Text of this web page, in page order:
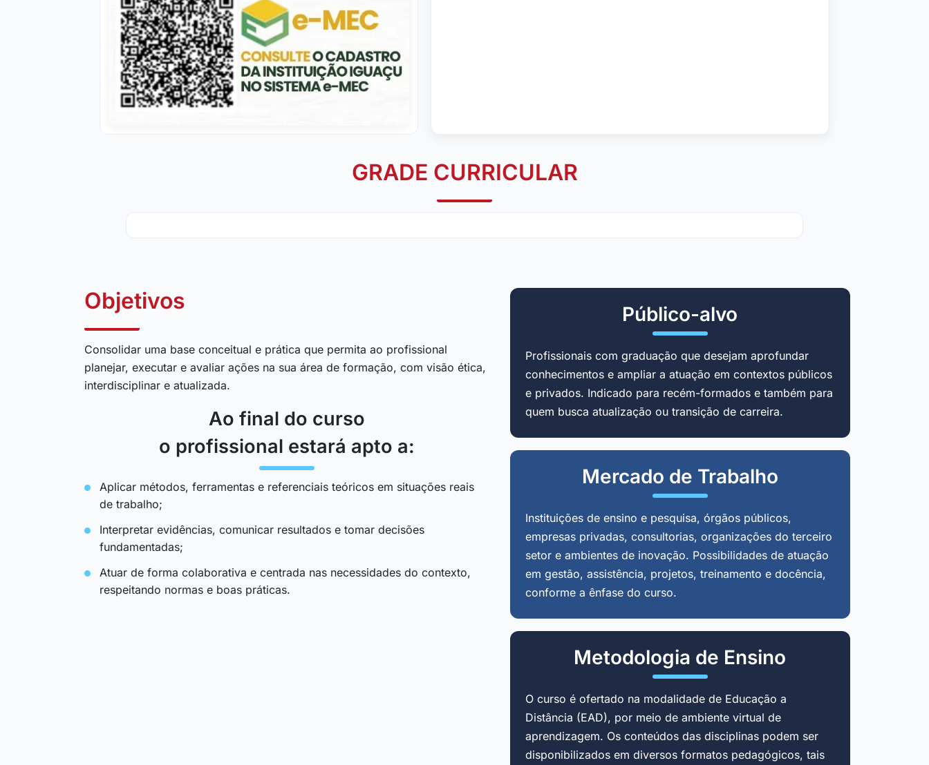
GRADE CURRICULAR
Objetivos
Consolidar uma base conceitual e prática que permita ao profissional
planejar, executar e avaliar ações na sua área de formação, com visão ética,
interdisciplinar e atualizada.
Ao final do curso
o profissional estará apto a:
Aplicar métodos, ferramentas e referenciais teóricos em situações reais
de trabalho;
Interpretar evidências, comunicar resultados e tomar decisões
fundamentadas;
Atuar de forma colaborativa e centrada nas necessidades do contexto,
respeitando normas e boas práticas.
Público-alvo
Profissionais com graduação que desejam aprofundar
conhecimentos e ampliar a atuação em contextos públicos
e privados. Indicado para recém-formados e também para
quem busca atualização ou transição de carreira.
Mercado de Trabalho
Instituições de ensino e pesquisa, órgãos públicos,
empresas privadas, consultorias, organizações do terceiro
setor e ambientes de inovação. Possibilidades de atuação
em gestão, assistência, projetos, treinamento e docência,
conforme a ênfase do curso.
Metodologia de Ensino
O curso é ofertado na modalidade de Educação a
Distância (EAD), por meio de ambiente virtual de
aprendizagem. Os conteúdos das disciplinas podem ser
disponibilizados em diversos formatos pedagógicos, tais